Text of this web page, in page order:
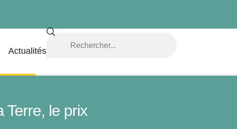
Actualités
Terre, le prix